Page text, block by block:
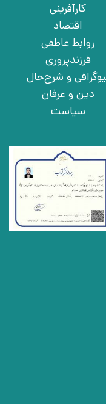
کارآفرینی
اقتصاد
روابط عاطفی
فرزندپروری
و شرح‌حال
دین و عرفان
سیاست